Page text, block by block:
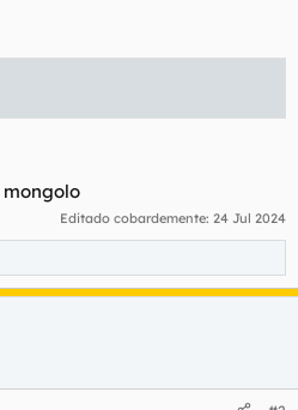
mongolo
Editado cobardemente: 24 Jul 2024